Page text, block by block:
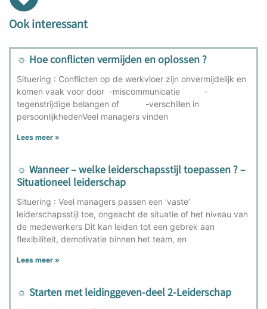
Ook interessant
☼ Hoe conflicten vermijden en oplossen ?
Situering : Conflicten op de werkvloer zijn onvermijdelijk en
komen vaak voor door -miscommunicatie -
tegenstrijdige belangen of -verschillen in
persoonlijkhedenVeel managers vinden
Lees meer »
☼ Wanneer – welke leiderschapsstijl toepassen ? –
Situationeel leiderschap
Situering : Veel managers passen een ‘vaste’
leiderschapsstijl toe, ongeacht de situatie of het niveau van
de medewerkers Dit kan leiden tot een gebrek aan
flexibiliteit, demotivatie binnen het team, en
Lees meer »
☼ Starten met leidinggeven-deel 2-Leiderschap